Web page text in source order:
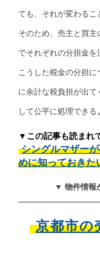
ても、それが変わるこ
そのため、売主と買
でそれぞれの分担金を
こうした税金の分担
に余計な税負担が出
して公平に処理できる
▼この記事も読まれ
シングルマザー
めに知っておきた
▼ 物件情報
京都市の